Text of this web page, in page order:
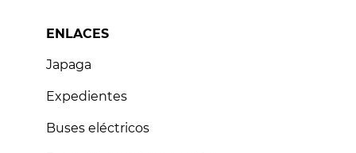
ENLACES
Japaga
Expedientes
Buses eléctricos